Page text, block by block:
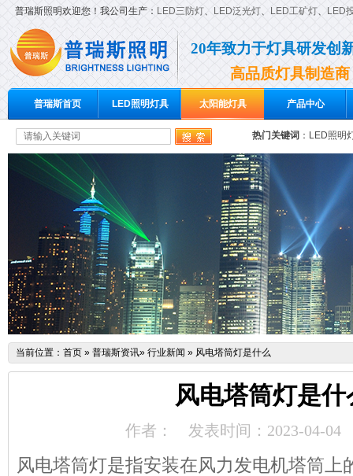
普瑞斯照明欢迎您！我公司生产： LED三防灯、 LED泛光灯、 LED工矿灯、 LED
20年致力于灯具研发创
高品质灯具制造商
普瑞斯首页 LED照明灯具 太阳能灯具 产品中心
热门关键词 ： LED照明
当前位置： 首页 » 普瑞斯资讯» 行业新闻 » 风电塔筒灯是什么
风电塔筒灯是什
作者： 发表时间：2023-04-04
风电塔筒灯是指安装在风力发电机塔筒上